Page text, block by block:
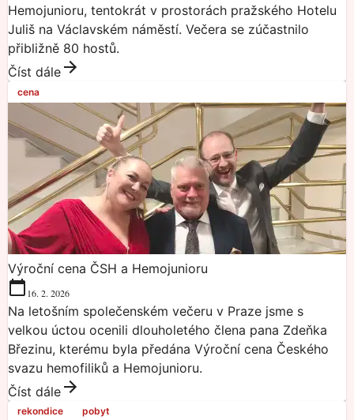
Hemojunioru, tentokrát v prostorách pražského Hotelu
Juliš na Václavském náměstí. Večera se zúčastnilo
přibližně 80 hostů.
Číst dále
cena
Výroční cena ČSH a Hemojunioru
16. 2. 2026
Na letošním společenském večeru v Praze jsme s
velkou úctou ocenili dlouholetého člena pana Zdeňka
Březinu, kterému byla předána Výroční cena Českého
svazu hemofiliků a Hemojunioru.
Číst dále
rekondice pobyt